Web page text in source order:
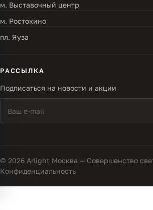
м. Выставочный центр
м. Ростокино
пл. Яуза
РАССЫЛКА
Подписаться на новости и акции
© 2026 Arlight Москва — Совершенство
Конфиденциальность